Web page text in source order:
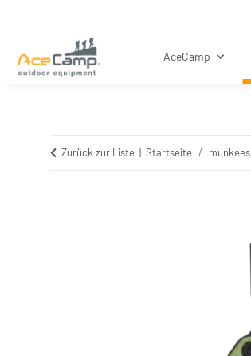
AceCamp
Zurück zur Liste Startseite munkees